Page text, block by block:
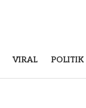
VIRAL POLITIK